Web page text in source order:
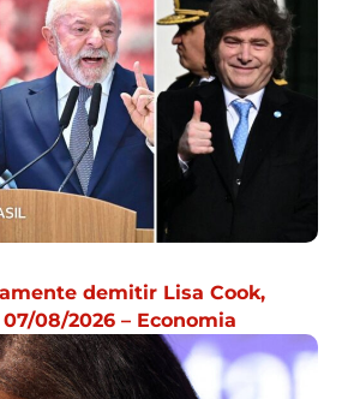
demitir Lisa Cook,
08/2026 – Economia